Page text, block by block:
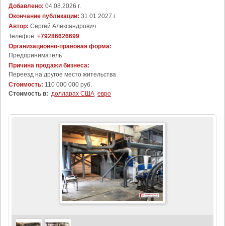
Добавлено: 04.08.2026 г.
Окончание публикации: 31.01.2027 г.
Автор: Сергей Александрович
Телефон: +79286626699
Организационно-правовая форма:
Предприниматель
Причина продажи бизнеса:
Переезд на другое место жительства
Стоимость: 110 000 000 руб.
Стоимость в: долларах США евро